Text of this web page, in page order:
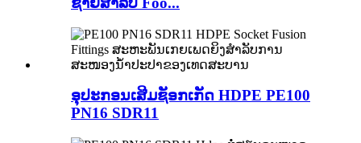
ອຸປະກອນເສີມຊັອກເກັດ HDPE PE100
PN16 SDR11